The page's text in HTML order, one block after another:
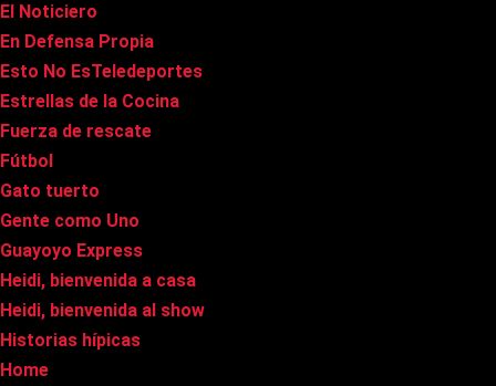
El Noticiero
En Defensa Propia
Esto No EsTeledeportes
Estrellas de la Cocina
Fuerza de rescate
Fútbol
Gato tuerto
Gente como Uno
Guayoyo Express
Heidi, bienvenida a casa
Heidi, bienvenida al show
Historias hípicas
Home